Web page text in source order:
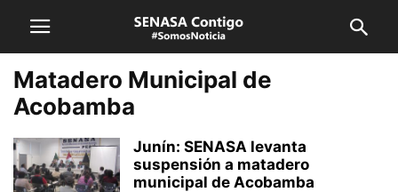
Matadero Municipal de
Acobamba
Junín: SENASA levanta
suspensión a matadero
municipal de Acobamba